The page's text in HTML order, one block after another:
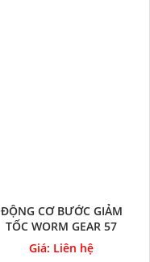
ĐỘNG CƠ BƯỚC GIẢM
TỐC WORM GEAR 57
Giá: Liên hệ